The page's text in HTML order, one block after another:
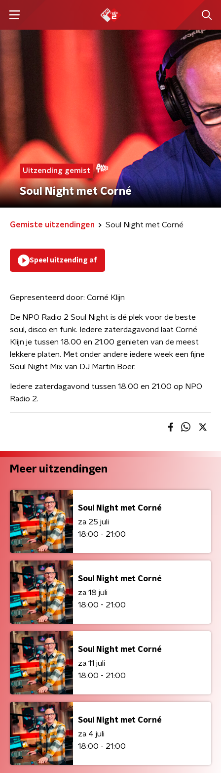
Uitzending gemist
Soul Night met Corné
Gemiste uitzendingen Soul Night met Corné
Speel uitzending af
Gepresenteerd door: Corné Klijn
De NPO Radio 2 Soul Night is dé plek voor de beste
soul, disco en funk. Iedere zaterdagavond laat Corné
Klijn je tussen 18.00 en 21.00 genieten van de meest
lekkere platen. Met onder andere iedere week een fijne
Soul Night Mix van DJ Martin Boer.
Iedere zaterdagavond tussen 18.00 en 21.00 op NPO
Radio 2.
Meer uitzendingen
Soul Night met Corné
za 25 juli
18:00 - 21:00
Soul Night met Corné
za 18 juli
18:00 - 21:00
Soul Night met Corné
za 11 juli
18:00 - 21:00
Soul Night met Corné
za 4 juli
18:00 - 21:00